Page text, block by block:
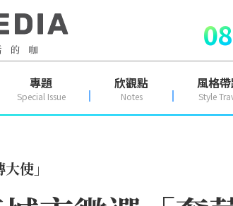
專題
Special Issue
欣觀點
Notes
風格
Style
使」